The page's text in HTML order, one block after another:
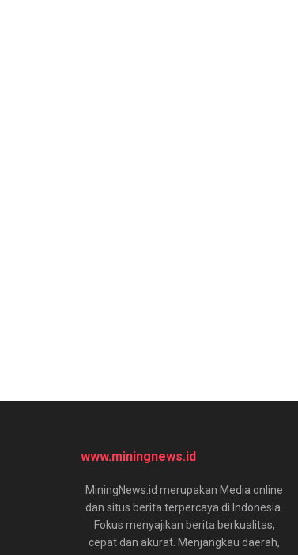
www.miningnews.id
MiningNews.id merupakan Media online
dan situs berita terpercaya di Indonesia.
Fokus menyajikan berita berkualitas,
cepat dan akurat. Menjangkau daerah,